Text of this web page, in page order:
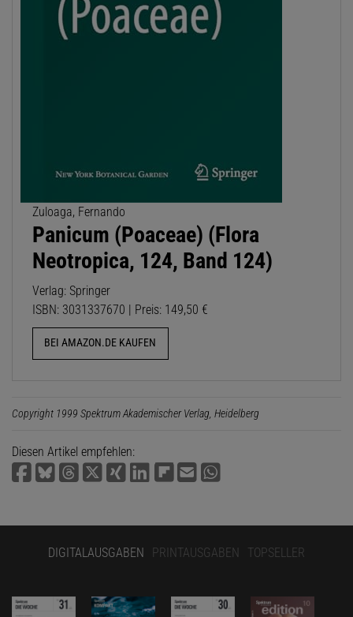
Zuloaga, Fernando
Panicum (Poaceae) (Flora
Neotropica, 124, Band 124)
Verlag: Springer
ISBN: 3031337670 | Preis: 149,50 €
BEI AMAZON.DE KAUFEN
Copyright 1999 Spektrum Akademischer Verlag, Heidelberg
Diesen Artikel empfehlen:
DIGITALAUSGABEN PRINTAUSGABEN TOPSELLER